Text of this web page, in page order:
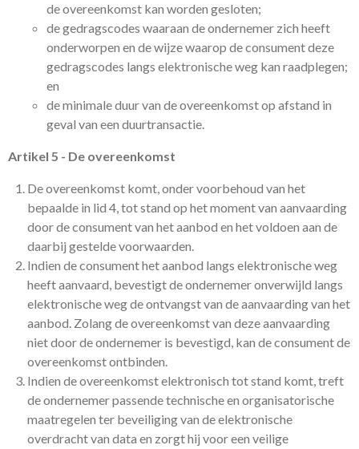
de overeenkomst kan worden gesloten;
de gedragscodes waaraan de ondernemer zich heeft
onderworpen en de wijze waarop de consument deze
gedragscodes langs elektronische weg kan raadplegen;
en
de minimale duur van de overeenkomst op afstand in
geval van een duurtransactie.
Artikel 5 - De overeenkomst
De overeenkomst komt, onder voorbehoud van het
bepaalde in lid 4, tot stand op het moment van aanvaarding
door de consument van het aanbod en het voldoen aan de
daarbij gestelde voorwaarden.
Indien de consument het aanbod langs elektronische weg
heeft aanvaard, bevestigt de ondernemer onverwijld langs
elektronische weg de ontvangst van de aanvaarding van het
aanbod. Zolang de overeenkomst van deze aanvaarding
niet door de ondernemer is bevestigd, kan de consument de
overeenkomst ontbinden.
Indien de overeenkomst elektronisch tot stand komt, treft
de ondernemer passende technische en organisatorische
maatregelen ter beveiliging van de elektronische
overdracht van data en zorgt hij voor een veilige